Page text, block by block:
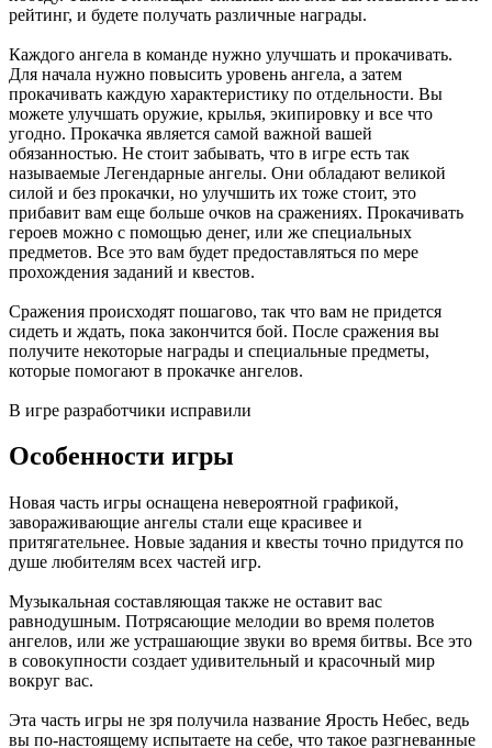
рейтинг, и будете получать различные награды.
Каждого ангела в команде нужно улучшать и прокачивать.
Для начала нужно повысить уровень ангела, а затем
прокачивать каждую характеристику по отдельности. Вы
можете улучшать оружие, крылья, экипировку и все что
угодно. Прокачка является самой важной вашей
обязанностью. Не стоит забывать, что в игре есть так
называемые Легендарные ангелы. Они обладают великой
силой и без прокачки, но улучшить их тоже стоит, это
прибавит вам еще больше очков на сражениях. Прокачивать
героев можно с помощью денег, или же специальных
предметов. Все это вам будет предоставляться по мере
прохождения заданий и квестов.
Сражения происходят пошагово, так что вам не придется
сидеть и ждать, пока закончится бой. После сражения вы
получите некоторые награды и специальные предметы,
которые помогают в прокачке ангелов.
В игре разработчики исправили
Особенности игры
Новая часть игры оснащена невероятной графикой,
завораживающие ангелы стали еще красивее и
притягательнее. Новые задания и квесты точно придутся по
душе любителям всех частей игр.
Музыкальная составляющая также не оставит вас
равнодушным. Потрясающие мелодии во время полетов
ангелов, или же устрашающие звуки во время битвы. Все это
в совокупности создает удивительный и красочный мир
вокруг вас.
Эта часть игры не зря получила название Ярость Небес, ведь
вы по-настоящему испытаете на себе, что такое разгневанные